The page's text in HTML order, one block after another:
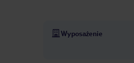
Wyposażenie